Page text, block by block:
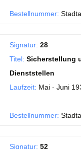
Bestellnummer:
Signatur: 28
Titel: Sicherstellung
Dienststellen
Laufzeit: Mai - Juni
Bestellnummer:
Signatur: 52